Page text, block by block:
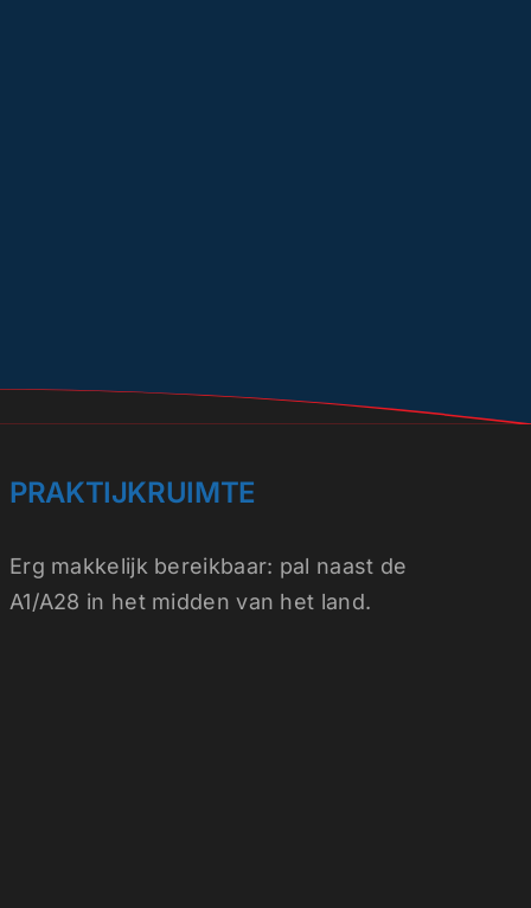
PRAKTIJKRUIMTE
Erg makkelijk bereikbaar: pal naast de
A1/A28 in het midden van het land.